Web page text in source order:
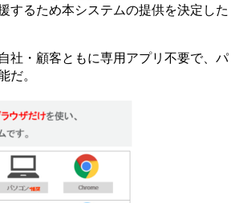
するため本システムの提供を決定した
社・顧客ともに専用アプリ不要で、パ
だ。